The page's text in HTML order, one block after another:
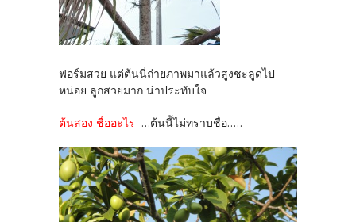
ฟอร์มสวย แต่ต้นนี่ถ่ายภาพมาแล้วสูงชะลูดไป
หน่อย ลูกสวยมาก น่าประทับใจ
ต้นสอง ชื่ออะไร ...ต้นนี้ไม่ทราบชื่อ.....